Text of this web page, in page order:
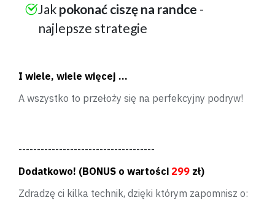
Jak pokonać ciszę na randce -
najlepsze strategie
I wiele, wiele więcej ...
A wszystko to przełoży się na perfekcyjny podryw!
-------------------------------------
Dodatkowo! (BONUS o wartości 299 zł)
Zdradzę ci kilka technik, dzięki którym zapomnisz o: